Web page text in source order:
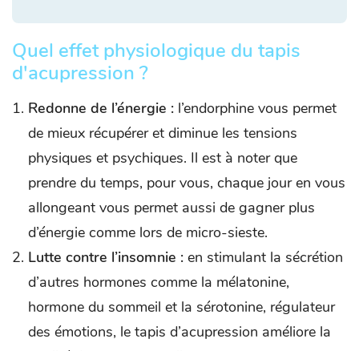
Quel effet physiologique du tapis
d'acupression ?
Redonne de l’énergie : l’endorphine vous permet
de mieux récupérer et diminue les tensions
physiques et psychiques. Il est à noter que
prendre du temps, pour vous, chaque jour en vous
allongeant vous permet aussi de gagner plus
d’énergie comme lors de micro-sieste.
Lutte contre l’insomnie : en stimulant la sécrétion
d’autres hormones comme la mélatonine,
hormone du sommeil et la sérotonine, régulateur
des émotions, le tapis d’acupression améliore la